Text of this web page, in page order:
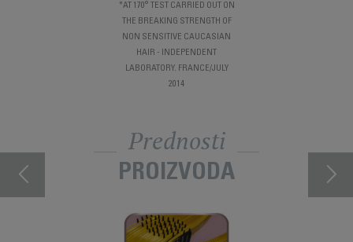
*AT 170° TEST CARRIED OUT ON
THE BREAKING STRENGTH OF
NON SENSITIVE CAUCASIAN
HAIR - INDEPENDENT
LABORATORY. FRANCE/JULY
2014
Prednosti
PROIZVODA